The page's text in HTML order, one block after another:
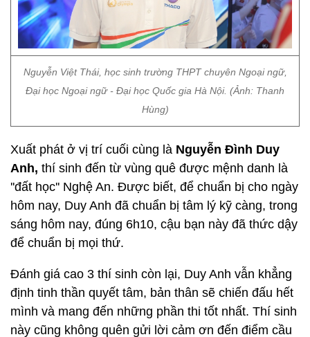
Nguyễn Việt Thái, học sinh trường THPT chuyên Ngoại ngữ,
Đại học Ngoại ngữ - Đại học Quốc gia Hà Nội. (Ảnh: Thanh
Hùng)
Xuất phát ở vị trí cuối cùng là Nguyễn Đình Duy
Anh, thí sinh đến từ vùng quê được mệnh danh là
''đất học'' Nghệ An. Được biết, để chuẩn bị cho ngày
hôm nay, Duy Anh đã chuẩn bị tâm lý kỹ càng, trong
sáng hôm nay, đúng 6h10, cậu bạn này đã thức dậy
để chuẩn bị mọi thứ.
Đánh giá cao 3 thí sinh còn lại, Duy Anh vẫn khẳng
định tinh thần quyết tâm, bản thân sẽ chiến đấu hết
mình và mang đến những phần thi tốt nhất. Thí sinh
này cũng không quên gửi lời cảm ơn đến điểm cầu